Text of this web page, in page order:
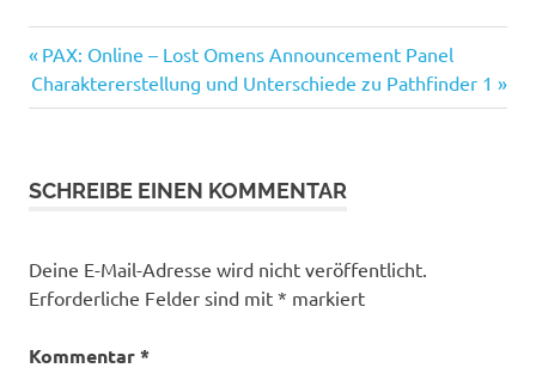
Beitragsnavigation
Vorheriger
Beitrag:
PAX: Online – Lost Omens Announcement Panel
Nächster
Beitrag:
Charaktererstellung und Unterschiede zu Pathfinder 1
SCHREIBE EINEN KOMMENTAR
Deine E-Mail-Adresse wird nicht veröffentlicht.
Erforderliche Felder sind mit * markiert
Kommentar*